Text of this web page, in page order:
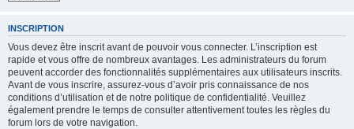
INSCRIPTION
Vous devez être inscrit avant de pouvoir vous connecter. L’inscription est
rapide et vous offre de nombreux avantages. Les administrateurs du forum
peuvent accorder des fonctionnalités supplémentaires aux utilisateurs inscrits.
Avant de vous inscrire, assurez-vous d’avoir pris connaissance de nos
conditions d’utilisation et de notre politique de confidentialité. Veuillez
également prendre le temps de consulter attentivement toutes les règles du
forum lors de votre navigation.